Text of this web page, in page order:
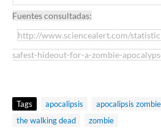
Fuentes consultadas:
http://www.sciencealert.com/
safest-hideout-for-a-zombie-
Tags apocalipsis apocalipsis zombie
the walking dead
zombie